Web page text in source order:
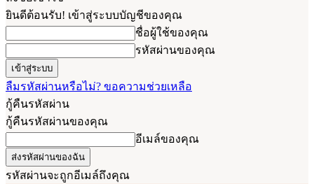
ยินดีต้อนรับ! เข้าสู่ระบบบัญชีของคุณ
ชื่อผู้ใช้ของคุณ
รหัสผ่านของคุณ
ลืมรหัสผ่านหรือไม่? ขอความช่วยเหลือ
กู้คืนรหัสผ่าน
กู้คืนรหัสผ่านของคุณ
อีเมล์ของคุณ
รหัสผ่านจะถูกอีเมล์ถึงคุณ